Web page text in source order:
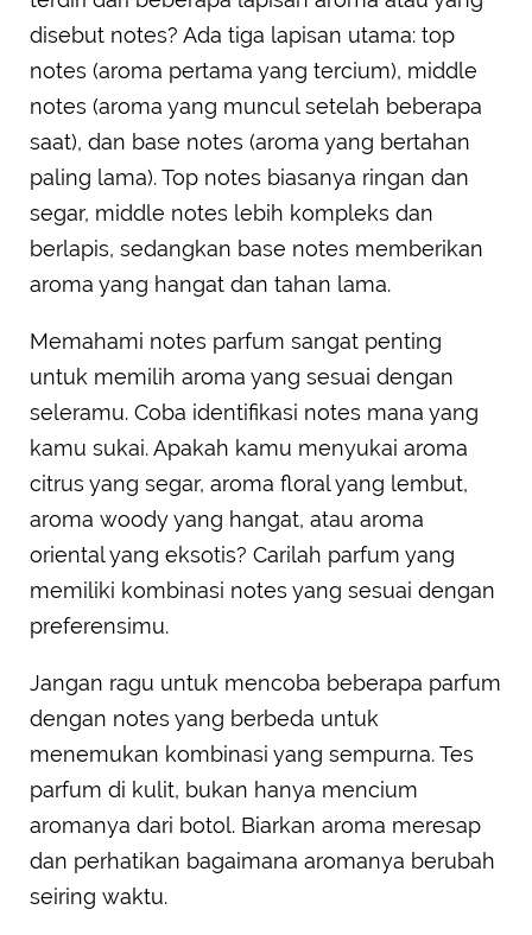
disebut notes? Ada tiga lapisan utama: top
notes (aroma pertama yang tercium), middle
notes (aroma yang muncul setelah beberapa
saat), dan base notes (aroma yang bertahan
paling lama). Top notes biasanya ringan dan
segar, middle notes lebih kompleks dan
berlapis, sedangkan base notes memberikan
aroma yang hangat dan tahan lama.
Memahami notes parfum sangat penting
untuk memilih aroma yang sesuai dengan
seleramu. Coba identifikasi notes mana yang
kamu sukai. Apakah kamu menyukai aroma
citrus yang segar, aroma floral yang lembut,
aroma woody yang hangat, atau aroma
oriental yang eksotis? Carilah parfum yang
memiliki kombinasi notes yang sesuai dengan
preferensimu.
Jangan ragu untuk mencoba beberapa parfum
dengan notes yang berbeda untuk
menemukan kombinasi yang sempurna. Tes
parfum di kulit, bukan hanya mencium
aromanya dari botol. Biarkan aroma meresap
dan perhatikan bagaimana aromanya berubah
seiring waktu.